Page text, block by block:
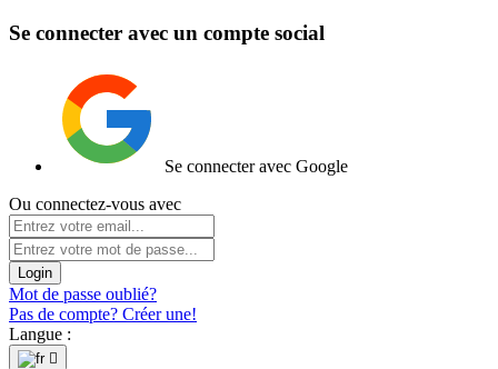
Se connecter avec un compte social
Se connecter avec Google
Ou connectez-vous avec
Login
Mot de passe oublié?
Pas de compte? Créer une!
Langue :
